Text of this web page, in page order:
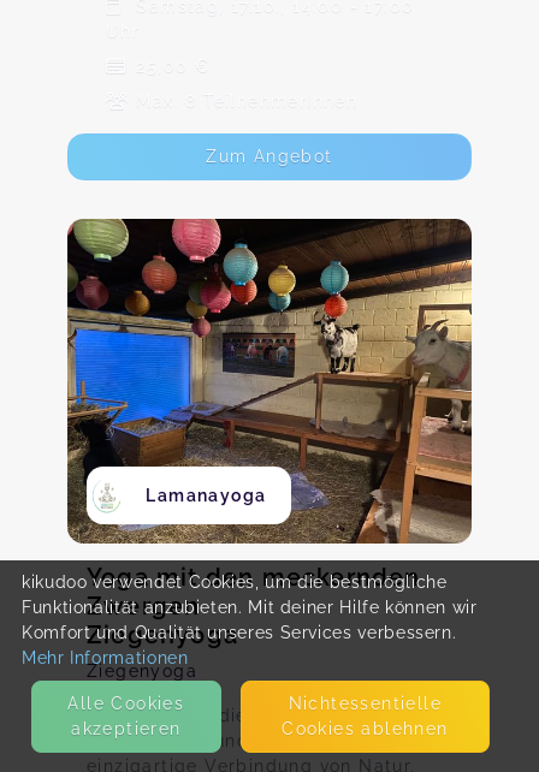
Samstag, 17.10., 14:00 - 17:00
25,00 €
Max. 8 TeilnehmerInnen
Zum Angebot
Lamanayoga
Yoga mit den meckernden
Zwergen
Ziegenyoga
Ziegenyoga
Tauche ein in die Welt des
Ziegenyogas und entdecke die
einzigartige Verbindung von Natur,
kikudoo verwendet Cookies, um die bestmögliche
Funktionalität anzubieten. Mit deiner Hilfe können wir
Komfort und Qualität unseres Services verbessern.
Mehr Informationen
Alle Cookies
akzeptieren
Nicht­essentielle
Cookies ablehnen